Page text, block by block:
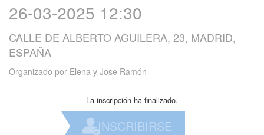
26-03-2025 12:30
CALLE DE ALBERTO AGUILERA, 23, MADRID,
ESPAÑA
Organizado por Elena y Jose Ramón
La inscripción ha finalizado.
INSCRIBIRSE